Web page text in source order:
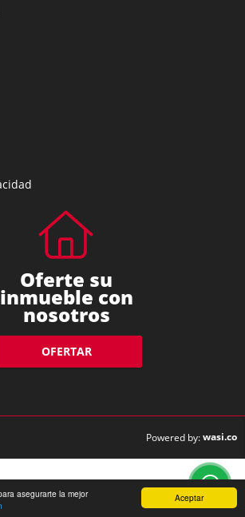
Aceptar
asegurarte la mejor
Oferte su
inmueble con
nosotros
OFERTAR
Powered by:wasi.co